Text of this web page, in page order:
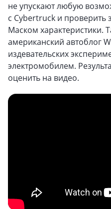
не упускают любую
с Cybertruck и
Маском характеристики.
американский автоблог
издевательских
электромобилем.
оценить на видео.